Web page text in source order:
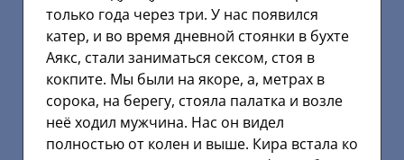
только года через три. У нас появился
катер, и во время дневной стоянки в бухте
Аякс, стали заниматься сексом, стоя в
кокпите. Мы были на якоре, а, метрах в
сорока, на берегу, стояла палатка и возле
неё ходил мужчина. Нас он видел
полностью от колен и выше. Кира встала ко